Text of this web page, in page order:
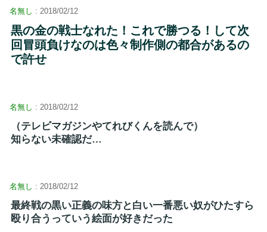
名無し : 2018/02/12
黒の金の戦士なれた！これで勝つる！して次
回冒頭負けなのは色々制作側の都合があるの
で許せ
名無し : 2018/02/12
（テレビマガジンやてれびくんを読んで）
知らない未確認だ…
名無し : 2018/02/12
最終戦の黒い正義の味方と白い一番悪い奴がひたすら
殴り合うっていう絵面が好きだった